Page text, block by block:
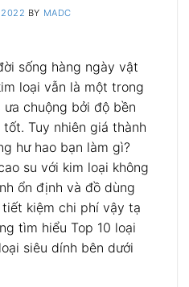
2022 BY MADC
sống hàng ngày vật
loại vẫn là một trong
chuộng bởi độ bền
Tuy nhiên giá thành
hư hao bạn làm gì?
su với kim loại không
ổn định và đồ dùng
kiệm chi phí vậy tạ
tìm hiểu Top 10 loại
siêu dính bên dưới